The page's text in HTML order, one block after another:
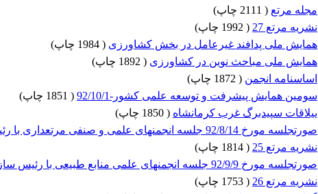
مجله مرتع (
)
نشریه مرتع 27
(
)
همایش ملی پدافند غیرعامل در بخش کشاورزی (
)
همایش ملی مباحث نوین در کشاورزی (
)
اساسنامه انجمن (
)
سومین همایش پیشرفت و توسعه علمی کشور-92/10/1
(
)
ییلاقات سپیدبرگ غرب کرمانشاه (
)
صورتجلسه مورخ 92/8/14 جلسه انجمنهای علمی و صنفی مرتعداری با رئیس سازمان جنگلها
نشریه مرتع 25
(
)
صورتجلسه مورخ 92/9/9 جلسه انجمنهای علمی منابع طبیعی با رئیس سازمان جنگلها
نشریه مرتع 26
(
)